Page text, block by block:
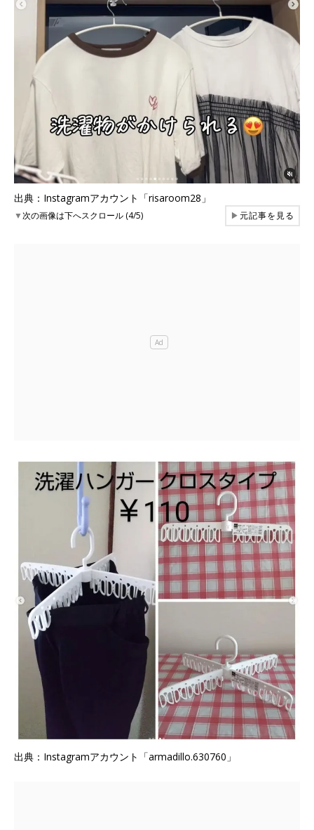
出典：Instagramアカウント「risaroom28」
▼次の画像は下へスクロール (4/5) ▶元記事を見る
出典：Instagramアカウント「armadillo.630760」